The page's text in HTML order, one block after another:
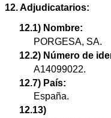
12. Adjudicatarios:
12.1) Nombre:
PORGESA, SA.
12.2) Número de
A14099022.
12.7) País:
España.
12.13)